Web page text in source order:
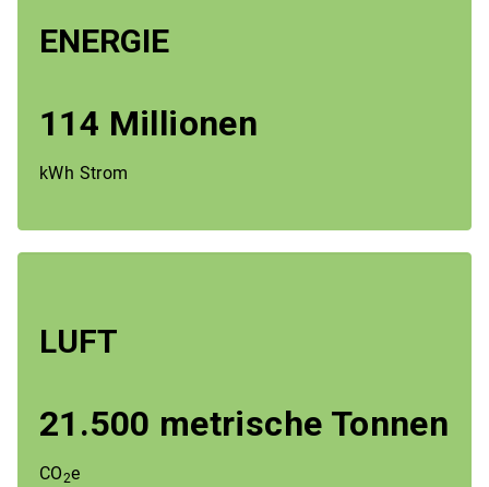
ENERGIE
114 Millionen
kWh Strom
LUFT
21.500 metrische Tonnen
CO2e